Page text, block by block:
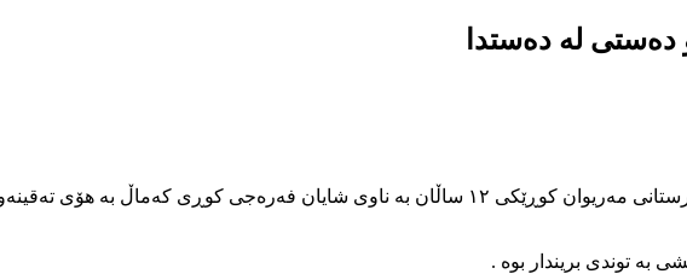
دەستی لە دەستدا
ڕۆژی ۲۲ی گوڵان ۱۳۹۷ی هەتاوی لە گوندی” ژەنین” سەربە ناوچەی سەوڵاوا شارستانی مەریوان کوڕێکی ۱۲ ساڵان بە ناوی
بە توندی بریندار بوە .